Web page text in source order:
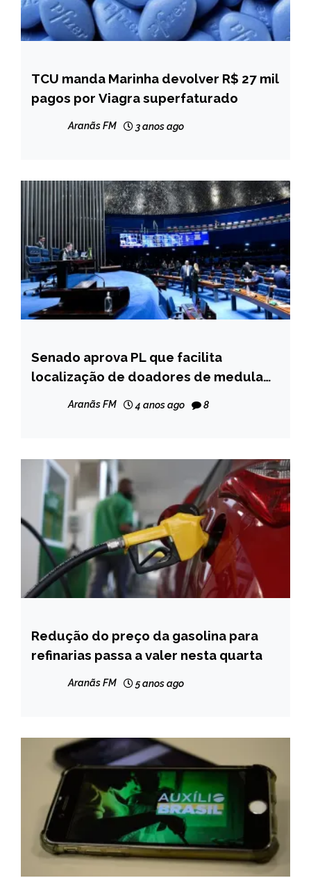
BRASIL
NOTÍCIAS
TCU manda Marinha devolver R$ 27 mil
pagos por Viagra superfaturado
Aranãs FM 3 anos ago
BRASIL
NOTÍCIAS
Senado aprova PL que facilita
localização de doadores de medula
Aranãs FM 4 anos ago 8
BRASIL
NOTÍCIAS
Redução do preço da gasolina para
refinarias passa a valer nesta quarta
Aranãs FM 5 anos ago